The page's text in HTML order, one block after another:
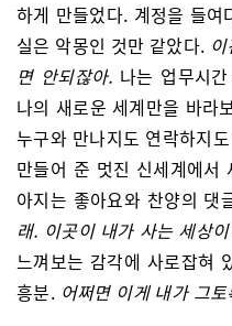
하게 만들었다. 계정을 들
실은 악몽인 것만 같았다.
면 안되잖아. 나는 업무시
나의 새로운 세계만을 바라
누구와 만나지도 연락하지
만들어 준 멋진 신세계에서
아지는 좋아요와 찬양의 댓
래. 이곳이 내가 사는 세상
느껴보는 감각에 사로잡혀
흥분. 어쩌면 이게 내가 그